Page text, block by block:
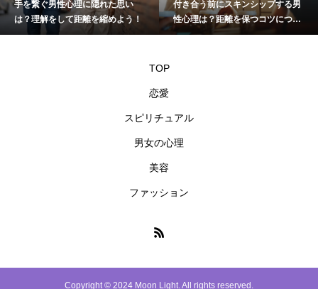
性心理に隠れた思い
して距離を縮めよう！
付き合う前にスキンシップする男
性心理は？距離を保つコツについ
て
職場で好
を知る方
TOP
恋愛
スピリチュアル
男女の心理
美容
ファッション
Copyright © 2024 Moon Light. All rights reserved.